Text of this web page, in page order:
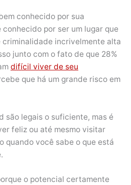
conhecido por sua
por ser um lugar que
criminalidade incrivelmente alta
junto com o fato de que 28%
difícil viver de seu
que há um grande risco em
são legais o suficiente, mas é
feliz ou até mesmo visitar
quando você sabe o que está
o potencial certamente